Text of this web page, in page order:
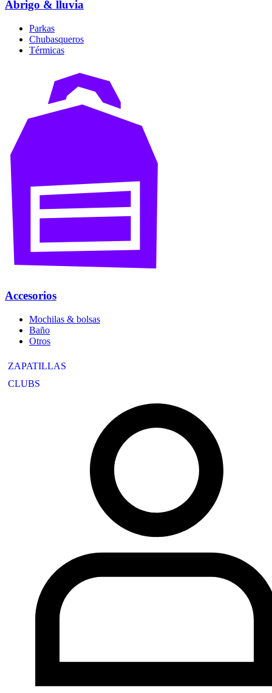
Abrigo & lluvia
Parkas
Chubasqueros
Térmicas
Accesorios
Mochilas & bolsas
Baño
Otros
ZAPATILLAS
CLUBS